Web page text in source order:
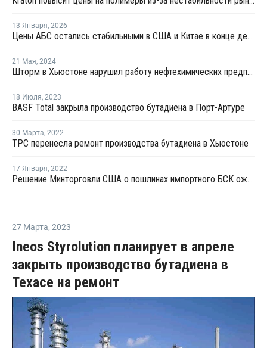
13 Января, 2026
Цены АБС остались стабильными в США и Китае в конце декабря прошлого года
21 Мая, 2024
Шторм в Хьюстоне нарушил работу нефтехимических предприятий
18 Июля, 2023
BASF Total закрыла производство бутадиена в Порт-Артуре
30 Марта, 2022
TPC перенесла ремонт производства бутадиена в Хьюстоне
17 Января, 2022
Решение Минторговли США о пошлинах импортного БСК ожидается в конце апреля
27 Марта, 2023
Ineos Styrolution планирует в апреле
закрыть производство бутадиена в
Техасе на ремонт